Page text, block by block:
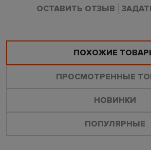
ОСТАВИТЬ ОТЗЫВ
ПОХОЖИЕ
ПРОСМОТРЕННЫЕ
НОВИНКИ
ПОПУЛЯРНЫЕ